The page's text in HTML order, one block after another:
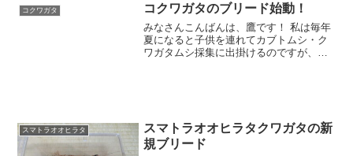
コクワガタ コクワガタのブリード始動！
みなさんこんばんは、鷹です！ 私は毎年
夏になると子供を連れてカブトムシ・ク
ワガタムシ採集に出掛けるのですが、昨
スマトラオオヒラタ
スマトラオオヒラタクワガタの新
規ブリード